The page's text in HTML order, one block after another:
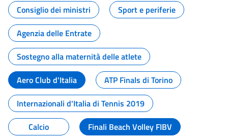
Consiglio dei ministri
Sport e periferie
Agenzia delle Entrate
Sostegno alla maternità delle atlete
Aero Club d'Italia
ATP Finals di Torino
Internazionali d'Italia di Tennis 2019
Calcio
Finali Beach Volley FIBV